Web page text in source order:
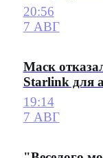
20:56
7 АВГ
Маск
Starlink для
19:14
7 АВГ